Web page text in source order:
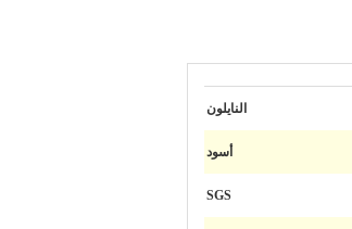
النايلون
أسود
SGS